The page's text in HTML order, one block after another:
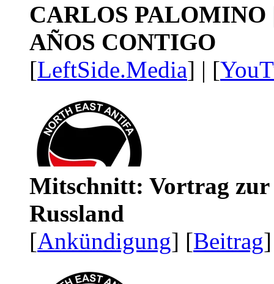
CARLOS PALOMINO
AÑOS CONTIGO
[LeftSide.Media] | [
Mitschnitt: Vortrag zur
Russland
[Ankündigung] [Beitrag